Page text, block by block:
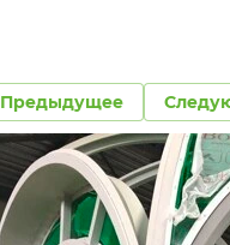
Предыдущее